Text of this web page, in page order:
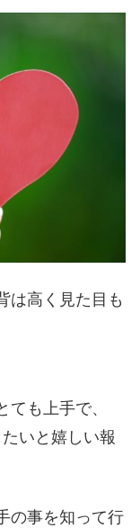
は高く見た目も
も上手で、
いと嬉しい報
の事を知って行